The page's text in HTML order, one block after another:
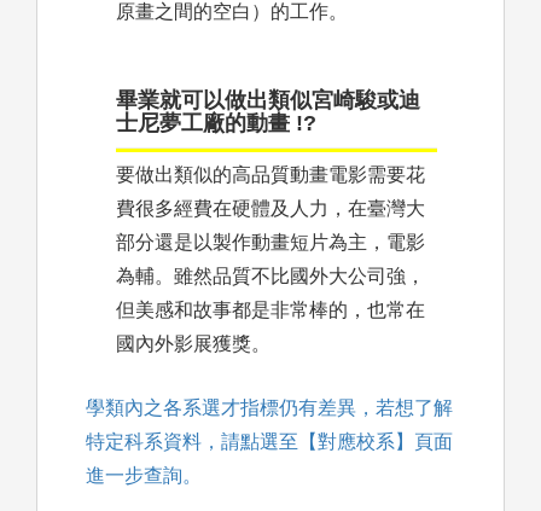
原畫之間的空白）的工作。
畢業就可以做出類似宮崎駿或迪
士尼夢工廠的動畫 !?
要做出類似的高品質動畫電影需要花
費很多經費在硬體及人力，在臺灣大
部分還是以製作動畫短片為主，電影
為輔。雖然品質不比國外大公司強，
但美感和故事都是非常棒的，也常在
國內外影展獲獎。
學類內之各系選才指標仍有差異，若想了解
特定科系資料，請點選至【對應校系】頁面
進一步查詢。